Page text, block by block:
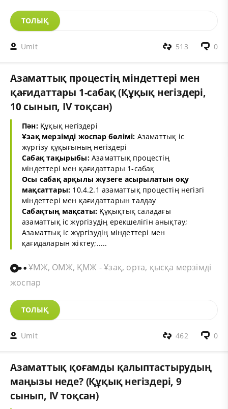
ТОЛЫҚ
Umit 0
513
Азаматтық процестің міндеттері мен
қағидаттары 1-сабақ (Құқық негіздері,
10 сынып, IV тоқсан)
Пән:Құқық негіздері
Ұзақ мерзімді жоспар бөлімі: Азаматтық іс
жүргізу құқығының негіздері
Сабақ тақырыбы:Азаматтық процестің
міндеттері мен қағидаттары 1-сабақ
Осы сабақ арқылы жүзеге асырылатын оқу
мақсаттары: 10.4.2.1 азаматтық процестің негізгі
міндеттері мен қағидаттарын талдау
Сабақтың мақсаты: Құқықтық саладағы
азаматтық іс жүргізудің ерекшелігін анықтау;
Азаматтық іс жүргізудің міндеттері мен
қағидаларын жіктеу;.....
ҰМЖ, ОМЖ, ҚМЖ - Ұзақ, орта, қысқа мерзімді
жоспар
ТОЛЫҚ
Umit 0
462
Азаматтық қоғамды қалыптастырудың
маңызы неде? (Құқық негіздері, 9
сынып, IV тоқсан)